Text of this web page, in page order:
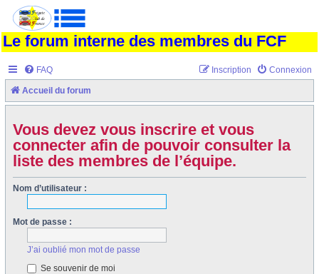
Le forum interne des membres du FCF
FAQ Connexion
Inscription
Accueil du forum
Vous devez vous inscrire et vous
connecter afin de pouvoir consulter la
liste des membres de l’équipe.
Nom d’utilisateur :
Mot de passe :
J’ai oublié mon mot de passe
Se souvenir de moi